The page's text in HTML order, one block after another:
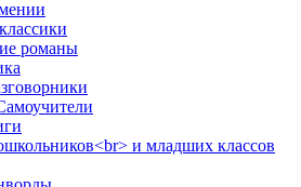
романы
и младших классов